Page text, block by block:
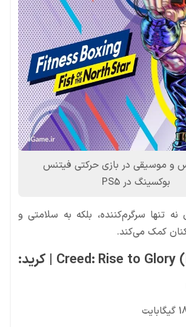
و موسیقی در بازی حرکتی فیتنس
بوکسینگ در PS5
تنها سرگرم‌کننده، بلکه به سلامتی و
کمک می‌کند.
4. Creed: Rise to Glory (PS VR2) | کرید: